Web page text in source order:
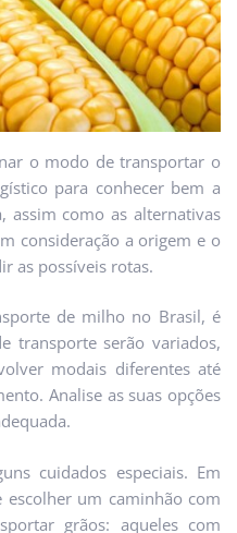
o modo de transportar o
para conhecer bem a
assim como as alternativas
consideração a origem e o
as possíveis rotas.
de milho no Brasil, é
transporte serão variados,
modais diferentes até
Analise as suas opções
cuidados especiais. Em
um caminhão com
grãos: aqueles com